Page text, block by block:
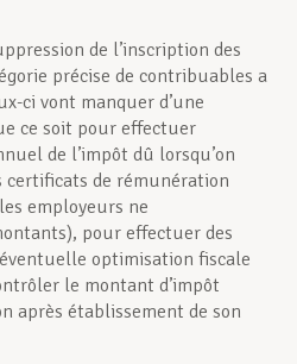
de l’inscription des
précise de contribuables a
ci vont manquer d’une
ce soit pour effectuer
de l’impôt dû lorsqu’on
de rémunération
employeurs ne
pour effectuer des
optimisation fiscale
le montant d’impôt
après établissement de son